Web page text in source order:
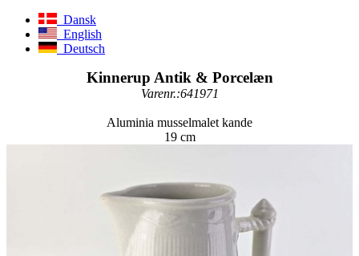
Dansk
English
Deutsch
Kinnerup Antik & Porcelæn
Varenr.:641971
Aluminia musselmalet kande
19 cm